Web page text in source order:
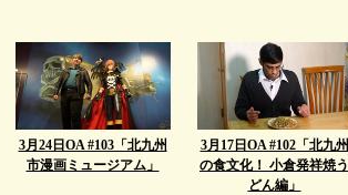
3月24日OA #103「北九州
市漫画ミュージアム」
3月17日OA #102「北九州
の食文化！ 小倉発祥焼う
どん編」